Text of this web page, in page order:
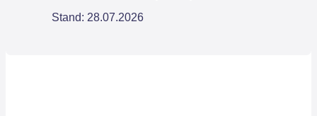
Stand: 28.07.2026